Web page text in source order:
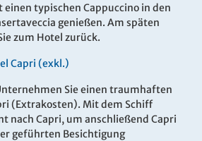
typischen Cappuccino in den
genießen. Am späten
zum Hotel zurück.
Capri (exkl.)
Sie einen traumhaften
(Extrakosten). Mit dem Schiff
nach Capri, um anschließend Capri
geführten Besichtigung